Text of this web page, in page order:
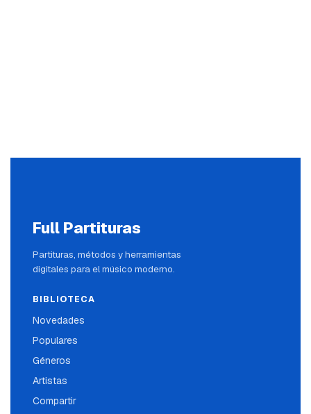
Full Partituras
Partituras, métodos y herramientas
digitales para el músico moderno.
BIBLIOTECA
Novedades
Populares
Géneros
Artistas
Compartir